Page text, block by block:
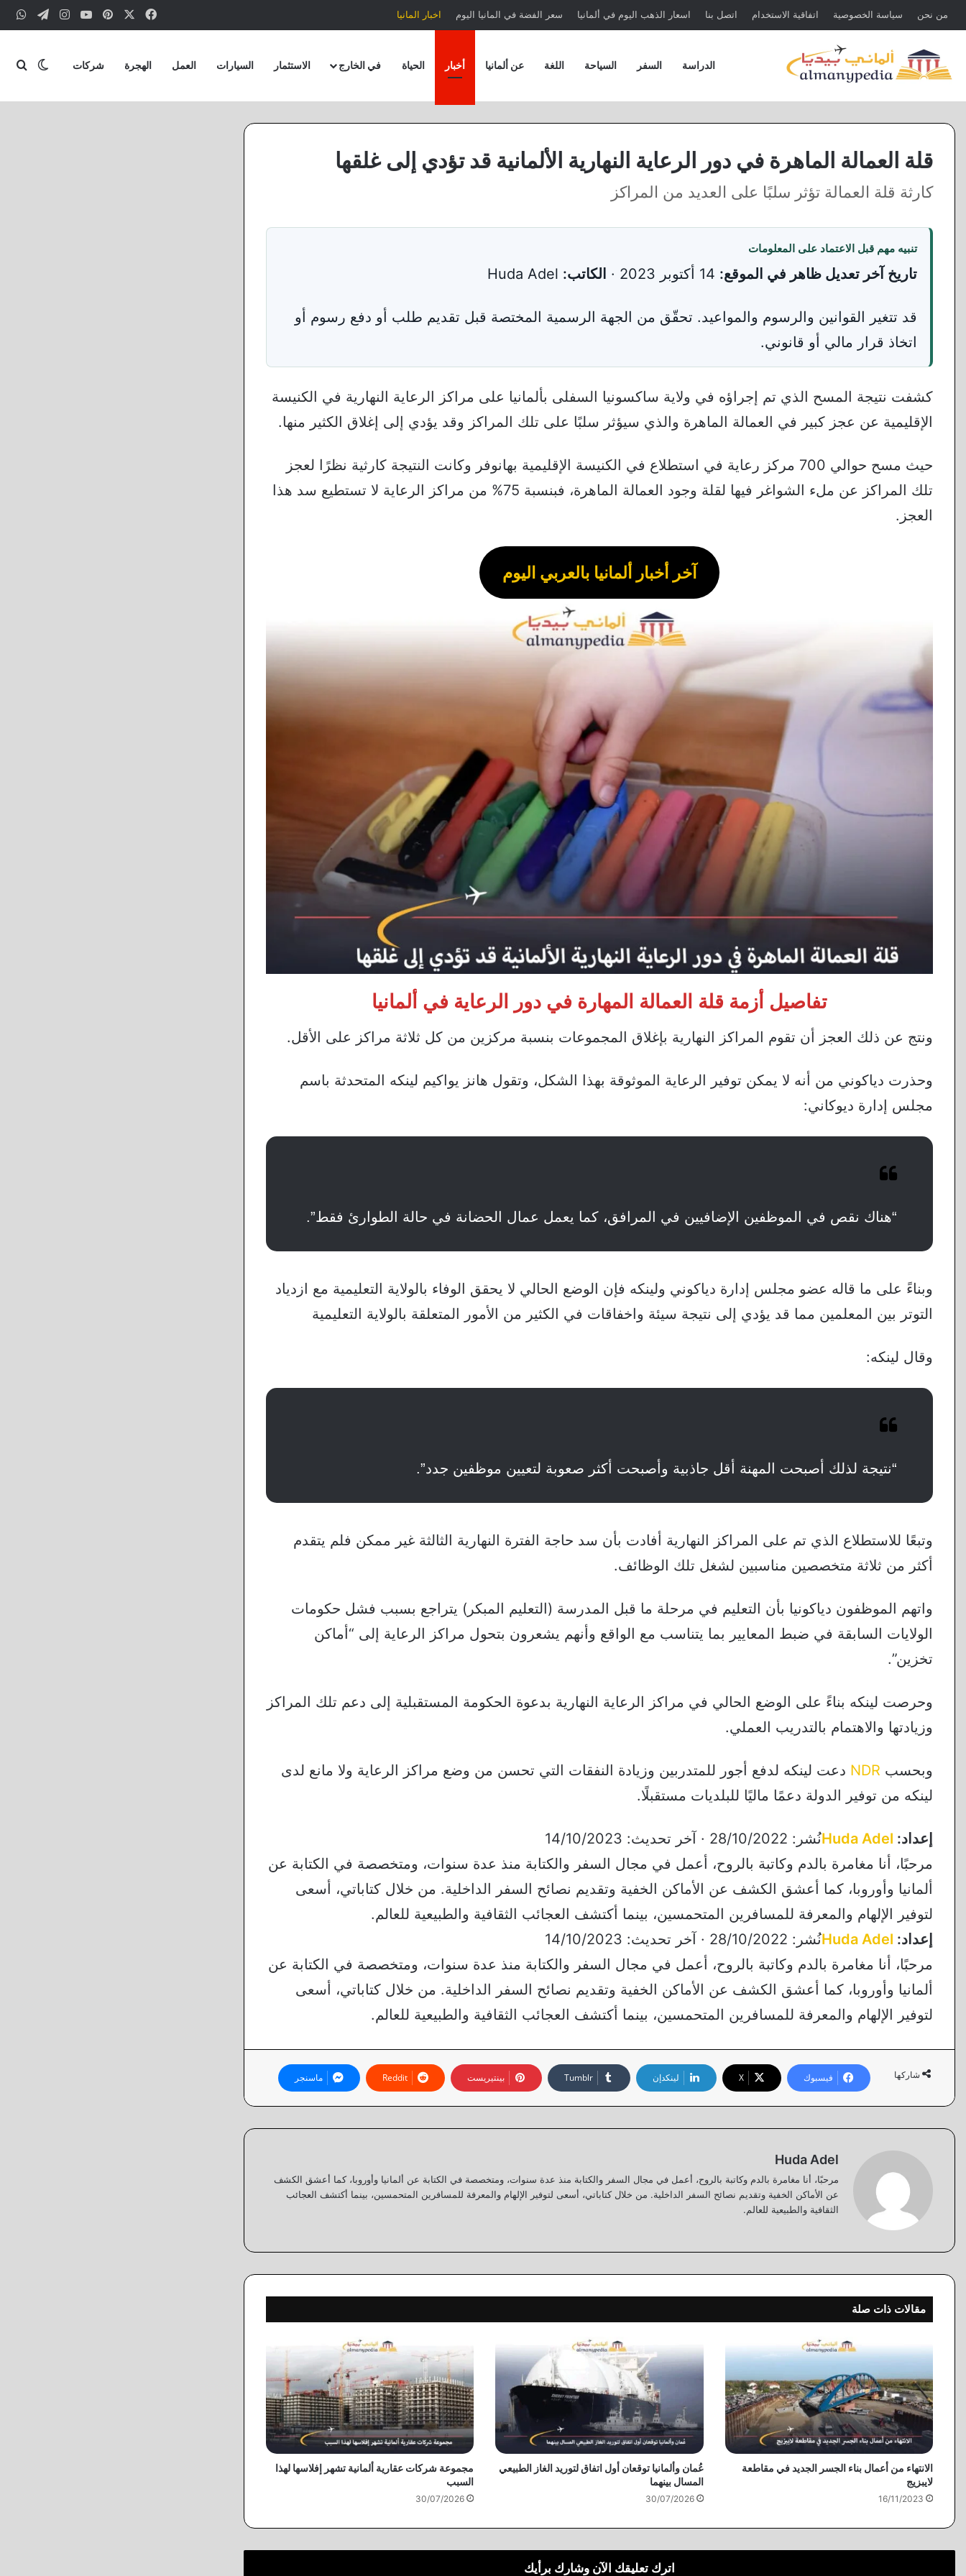
من نحن سياسة الخصوصية اتفاقية الاستخدام اتصل بنا اسعار الذهب اليوم في ألمانيا سعر الفضة في المانيا اليوم اخبار المانيا فيسبوك بينتيريست‫YouTube
انستقرام
تيلقرام
الدراسة السفر السياحة اللغة عن ألمانيا أخبار الحياة في الخارج الاستثمار السيارات العمل الهجرة شركات الوضع
قلة العمالة الماهرة في دور الرعاية النهارية الألمانية قد تؤدي إلى غلقها
كارثة قلة العمالة تؤثر سلبًا على العديد من المراكز
تنبيه مهم قبل الاعتماد على المعلومات
تاريخ آخر تعديل ظاهر في الموقع: الكاتب:
قد تتغير القوانين والرسوم والمواعيد. تحقّق من الجهة الرسمية المختصة قبل تقديم طلب أو دفع رسوم أو
اتخاذ قرار مالي أو قانوني.
كشفت نتيجة المسح الذي تم إجراؤه في ولاية ساكسونيا السفلى بألمانيا على مراكز الرعاية النهارية في الكنيسة
الإقليمية عن عجز كبير في العمالة الماهرة والذي سيؤثر سلبًا على تلك المراكز وقد يؤدي إلى إغلاق الكثير منها.
حيث مسح حوالي 700 مركز رعاية في استطلاع في الكنيسة الإقليمية بهانوفر وكانت النتيجة كارثية نظرًا لعجز
تلك المراكز عن ملء الشواغر فيها لقلة وجود العمالة الماهرة، فبنسبة 75% من مراكز الرعاية لا تستطيع سد هذا
العجز.
آخر أخبار ألمانيا بالعربي اليوم
تفاصيل أزمة قلة العمالة المهارة في دور الرعاية في ألمانيا
ونتج عن ذلك العجز أن تقوم المراكز النهارية بإغلاق المجموعات بنسبة مركزين من كل ثلاثة مراكز على الأقل.
وحذرت دياكوني من أنه لا يمكن توفير الرعاية الموثوقة بهذا الشكل، وتقول هانز يواكيم لينكه المتحدثة باسم
مجلس إدارة ديوكاني:
“هناك نقص في الموظفين الإضافيين في المرافق، كما يعمل عمال الحضانة في حالة الطوارئ فقط”.
وبناءً على ما قاله عضو مجلس إدارة دياكوني ولينكه فإن الوضع الحالي لا يحقق الوفاء بالولاية التعليمية مع ازدياد
التوتر بين المعلمين مما قد يؤدي إلى نتيجة سيئة واخفاقات في الكثير من الأمور المتعلقة بالولاية التعليمية
وقال لينكه:
“نتيجة لذلك أصبحت المهنة أقل جاذبية وأصبحت أكثر صعوبة لتعيين موظفين جدد”.
وتبعًا للاستطلاع الذي تم على المراكز النهارية أفادت بأن سد حاجة الفترة النهارية الثالثة غير ممكن فلم يتقدم
أكثر من ثلاثة متخصصين مناسبين لشغل تلك الوظائف.
واتهم الموظفون دياكونيا بأن التعليم في مرحلة ما قبل المدرسة (التعليم المبكر) يتراجع بسبب فشل حكومات
الولايات السابقة في ضبط المعايير بما يتناسب مع الواقع وأنهم يشعرون بتحول مراكز الرعاية إلى “أماكن
تخزين”.
وحرصت لينكه بناءً على الوضع الحالي في مراكز الرعاية النهارية بدعوة الحكومة المستقبلية إلى دعم تلك المراكز
وزيادتها والاهتمام بالتدريب العملي.
وبحسب NDR دعت لينكه لدفع أجور للمتدربين وزيادة النفقات التي تحسن من وضع مراكز الرعاية ولا مانع لدى
لينكه من توفير الدولة دعمًا ماليًا للبلديات مستقبلًا.
إعداد: Huda Adelنُشر: 28/10/2022 · آخر تحديث: 14/10/2023
مرحبًا، أنا مغامرة بالدم وكاتبة بالروح، أعمل في مجال السفر والكتابة منذ عدة سنوات، ومتخصصة في الكتابة عن
ألمانيا وأوروبا، كما أعشق الكشف عن الأماكن الخفية وتقديم نصائح السفر الداخلية. من خلال كتاباتي، أسعى
لتوفير الإلهام والمعرفة للمسافرين المتحمسين، بينما أكتشف العجائب الثقافية والطبيعية للعالم.
إعداد: Huda Adelنُشر: 28/10/2022 · آخر تحديث: 14/10/2023
مرحبًا، أنا مغامرة بالدم وكاتبة بالروح، أعمل في مجال السفر والكتابة منذ عدة سنوات، ومتخصصة في الكتابة عن
ألمانيا وأوروبا، كما أعشق الكشف عن الأماكن الخفية وتقديم نصائح السفر الداخلية. من خلال كتاباتي، أسعى
لتوفير الإلهام والمعرفة للمسافرين المتحمسين، بينما أكتشف العجائب الثقافية والطبيعية للعالم.
شاركها فيسبوك ‫X لينكدإن ‏Tumblr بينتيريست ‏Reddit ماسنجر
Huda Adel
مرحبًا، أنا مغامرة بالدم وكاتبة بالروح، أعمل في مجال السفر والكتابة منذ عدة سنوات، ومتخصصة في الكتابة عن ألمانيا وأوروبا، كما أعشق الكشف
عن الأماكن الخفية وتقديم نصائح السفر الداخلية. من خلال كتاباتي، أسعى لتوفير الإلهام والمعرفة للمسافرين المتحمسين، بينما أكتشف العجائب
الثقافية والطبيعية للعالم.
مقالات ذات صلة
الانتهاء من أعمال بناء الجسر الجديد في مقاطعة
لايبزيج
16/11/2023
عُمان وألمانيا توقعان أول اتفاق لتوريد الغاز الطبيعي
المسال بينهما
30/07/2026
مجموعة شركات عقارية ألمانية تشهر إفلاسها لهذا
السبب
30/07/2026
اترك تعليقك الآن وشارك برأيك